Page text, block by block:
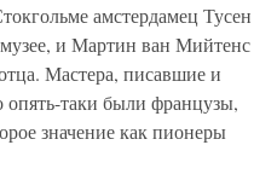
амстердамец Тусен
музее, и Мартин ван Мийтенс
Мастера, писавшие и
опять-таки были французы,
значение как пионеры